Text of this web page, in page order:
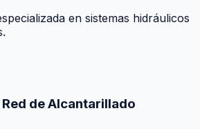
en sistemas hidráulicos
de Alcantarillado